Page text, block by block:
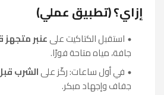
إزاي؟ (تطبيق عملي)
استقبل الكتاكيت علىعنبر متجهز
جافة، مياه متاحة فورًا.
في أول ساعات: ركّز علىالشرب
جفاف وإجهاد مبكر.